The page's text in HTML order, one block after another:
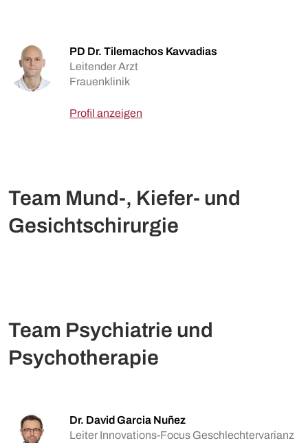
PD Dr. Tilemachos Kavvadias
Leitender Arzt
Frauenklinik
Profil anzeigen
Team Mund-, Kiefer- und
Gesichtschirurgie
Team Psychiatrie und
Psychotherapie
Dr. David Garcia Nuñez
Leiter Innovations-Focus Geschlechtervarianz